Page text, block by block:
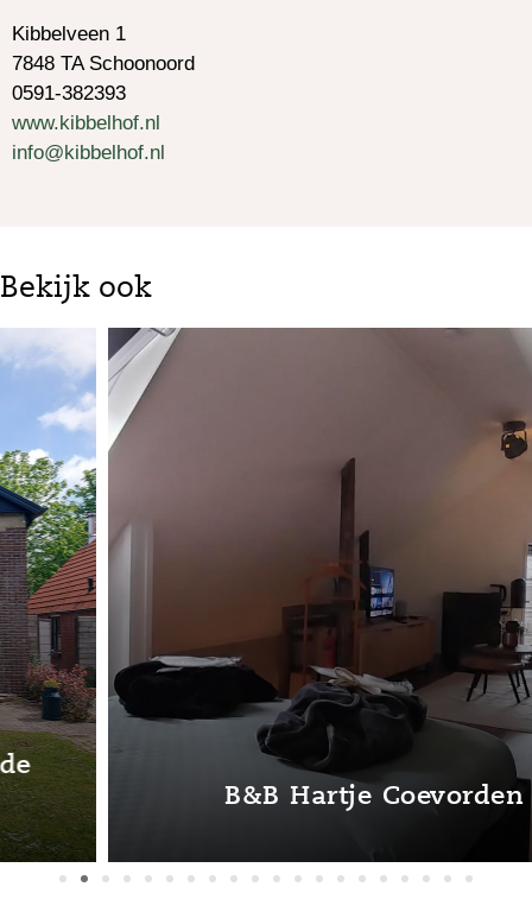
Kibbelveen 1
7848 TA Schoonoord
0591-382393
www.kibbelhof.nl
info@kibbelhof.nl
Bekijk ook
B&B Hartje Coevorden